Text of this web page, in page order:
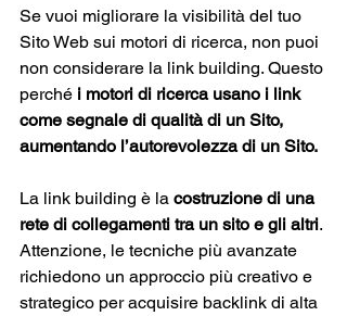
Se vuoi migliorare la visibilità del tuo
Sito Web sui motori di ricerca, non puoi
non considerare la link building. Questo
perché i motori di ricerca usano i link
come segnale di qualità di un Sito,
aumentando l’autorevolezza di un Sito.
La link building è la costruzione di una
rete di collegamenti tra un sito e gli altri.
Attenzione, le tecniche più avanzate
richiedono un approccio più creativo e
strategico per acquisire backlink di alta